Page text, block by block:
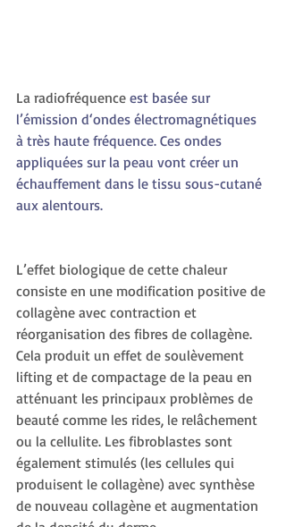
La radiofréquence est basée sur
l’émission d‘ondes électromagnétiques
à très haute fréquence. Ces ondes
appliquées sur la peau vont créer un
échauffement dans le tissu sous-cutané
aux alentours.
L’effet biologique de cette chaleur
consiste en une modification positive de
collagène avec contraction et
réorganisation des fibres de collagène.
Cela produit un effet de soulèvement
lifting et de compactage de la peau en
atténuant les principaux problèmes de
beauté comme les rides, le relâchement
ou la cellulite. Les fibroblastes sont
également stimulés (les cellules qui
produisent le collagène) avec synthèse
de nouveau collagène et augmentation